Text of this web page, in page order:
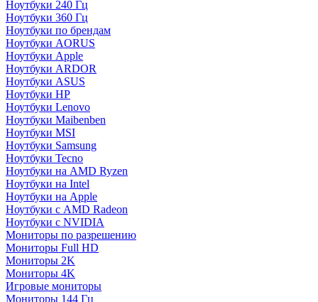
Ноутбуки 240 Гц
Ноутбуки 360 Гц
Ноутбуки по брендам
Ноутбуки AORUS
Ноутбуки Apple
Ноутбуки ARDOR
Ноутбуки ASUS
Ноутбуки HP
Ноутбуки Lenovo
Ноутбуки Maibenben
Ноутбуки MSI
Ноутбуки Samsung
Ноутбуки Tecno
Ноутбуки на AMD Ryzen
Ноутбуки на Intel
Ноутбуки на Apple
Ноутбуки с AMD Radeon
Ноутбуки с NVIDIA
Мониторы по разрешению
Мониторы Full HD
Мониторы 2K
Мониторы 4K
Игровые мониторы
Мониторы 144 Гц